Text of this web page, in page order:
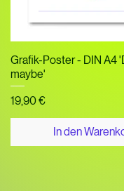
Grafik-Poster - DIN A4
maybe'
Preis
19,90 €
In den